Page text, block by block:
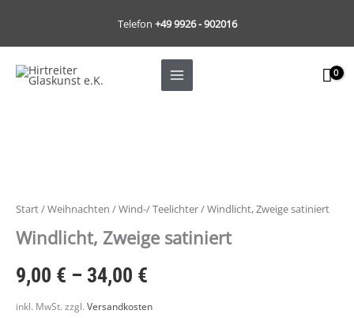
springen
Telefon +49 9926 - 902016
Start/Weihnachten /Wind-/ Teelichter/ Windlicht, Zweige satiniert
Windlicht, Zweige satiniert
9,00 € – 34,00 €
inkl. MwSt. zzgl. Versandkosten